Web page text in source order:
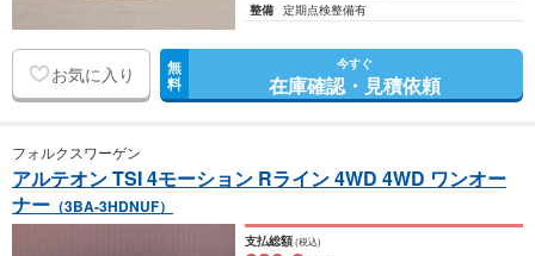
整備 定期点検整備有
お気に入り 無
料
今すぐ
在庫確認・見積依頼
フォルクスワーゲン
アルテオン TSI 4モーション Rライン 4WD 4WD ワンオー
ナー （3BA-3HDNUF）
支払総額(税込)